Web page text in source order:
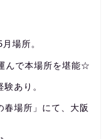
場所。
んで本場所を堪能☆
あり。
春場所」にて、大阪